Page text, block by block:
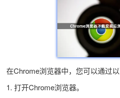
在Chrome浏览器中，您可以通过以
1. 打开Chrome浏览器。